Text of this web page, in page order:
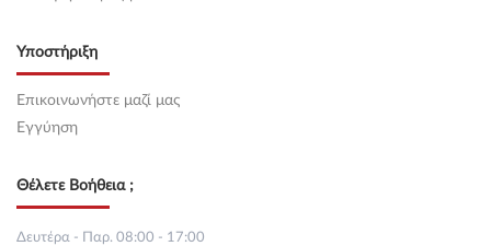
Υποστήριξη
Επικοινωνήστε μαζί μας
Εγγύηση
Θέλετε Βοήθεια ;
Δευτέρα - Παρ. 08:00 - 17:00